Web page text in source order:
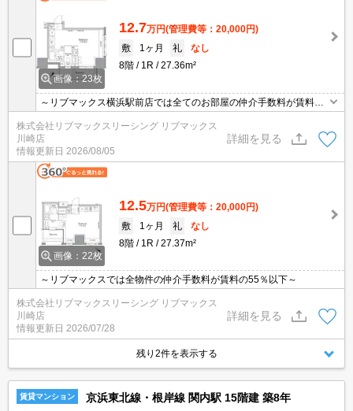
画像：23枚
12.7万円(管理費等：20,000円)
敷
1ヶ月 礼
なし
8階
1R 27.36m²
～リブマックス横浜駅前店では全てのお部屋の仲介手数料が賃料の
55％以下にてご紹介～(^_-)-☆ ペット可能物件★
株式会社リブマックスリーシング リブマックス
川崎店
情報更新日 2026/08/05
詳細を見る
画像：22枚
12.5万円(管理費等：20,000円)
敷
1ヶ月 礼
なし
8階
1R 27.37m²
～リブマックスでは全物件の仲介手数料が賃料の55％以下～
株式会社リブマックスリーシング リブマックス
川崎店
情報更新日 2026/07/28
詳細を見る
残り2件を表示する
賃貸マンション 京浜東北線・根岸線 関内駅 15階建 築8年